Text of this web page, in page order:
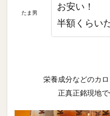
たま男
お安い！
半額くらい
栄養成分などのカロ
正真正銘現地で